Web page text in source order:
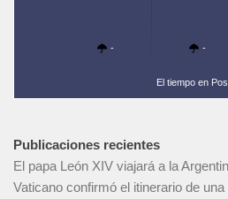
- -
El tiempo en
Publicaciones recientes
El papa León XIV viajará a la
Vaticano confirmó el itinerario de